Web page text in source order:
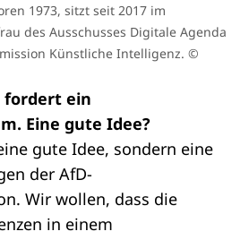
1973, sitzt seit 2017 im
des Ausschusses Digitale Agenda
Künstliche Intelligenz. ©
fordert ein
Eine gute Idee?
gute Idee, sondern eine
der AfD-
Wir wollen, dass die
in einem